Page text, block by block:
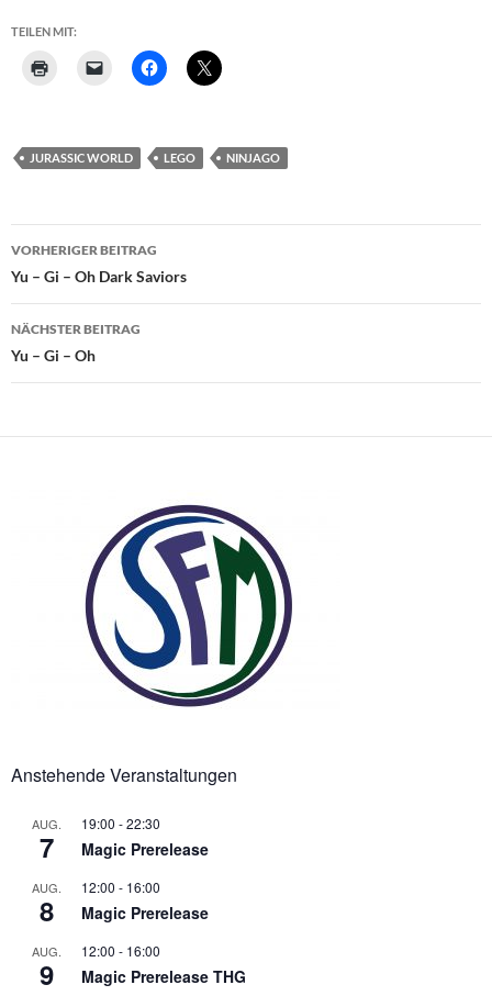
TEILEN MIT:
JURASSIC WORLD LEGO NINJAGO
Beitragsnavigation
VORHERIGER BEITRAG
Yu – Gi – Oh Dark Saviors
NÄCHSTER BEITRAG
Yu – Gi – Oh
Anstehende Veranstaltungen
AUG.
7
19:00 -22:30
Magic Prerelease
AUG.
8
12:00 - 16:00
Magic Prerelease
AUG.
9
12:00 - 16:00
Magic Prerelease THG